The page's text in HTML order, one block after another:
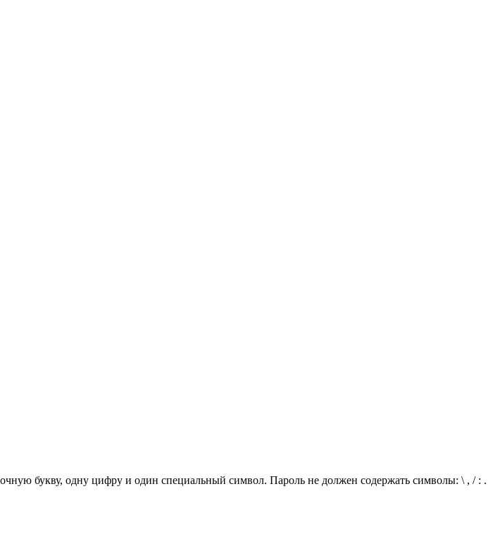
букву, одну цифру и один специальный символ. Пароль не должен содержать символы: \ , / : .